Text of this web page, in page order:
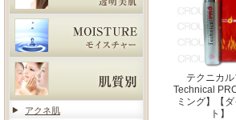
アクネ肌
テクニカル
Technical
ミング】【
ト】